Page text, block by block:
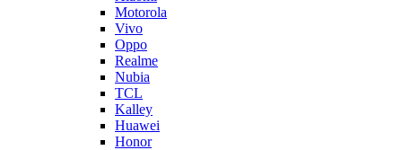
Motorola
Vivo
Oppo
Realme
Nubia
TCL
Kalley
Huawei
Honor